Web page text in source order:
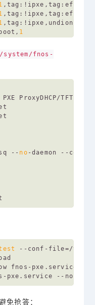
,tag:!ipxe,tag:efi-
,tag:!ipxe,tag:efi-x
1
,tag:!ipxe,x86-
01
system/fnos-
-- no
--conf-file=/
fnos-pxe.service
免抢答：